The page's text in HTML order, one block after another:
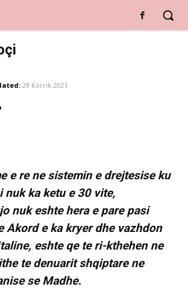
29 Korrik 2021
e re ne sistemin e drejtesise ku
nuk ka ketu e 30 vite,
nuk eshte hera e pare pasi
Akord e ka kryer dhe vazhdon
eshte qe te ri-kthehen ne
te denuarit shqiptare ne
se Madhe.